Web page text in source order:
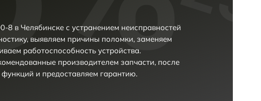
8 в Челябинске с устранением неисправностей
выявляем причины поломки, заменяем
работоспособность устройства.
производителем запчасти, после
и предоставляем гарантию.